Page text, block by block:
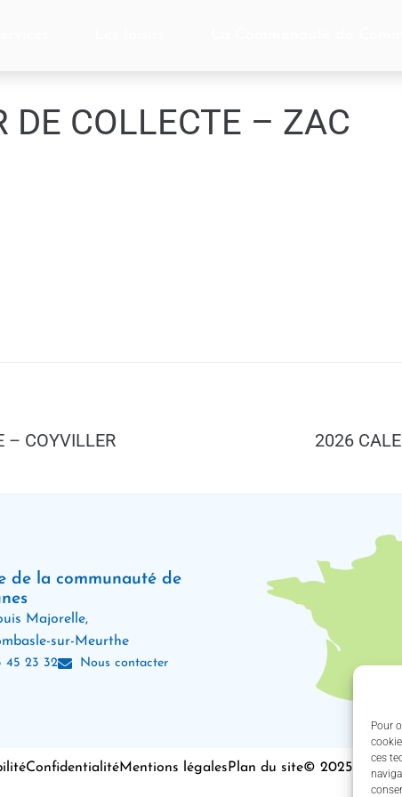
Pour
ces
DE COLLECTE – ZAC
– COYVILLER 2026
de la communauté de
Majorelle,
sur-Meurthe
45 23 32 Nous contacter
ConfidentialitéMentions légales Plan du site© 2025 -